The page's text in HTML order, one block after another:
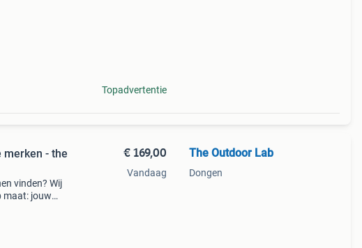
Topadvertentie
merken - the
vinden? Wij
maat: jouw
€ 169,00
Vandaag
The Outdoor Lab
Dongen